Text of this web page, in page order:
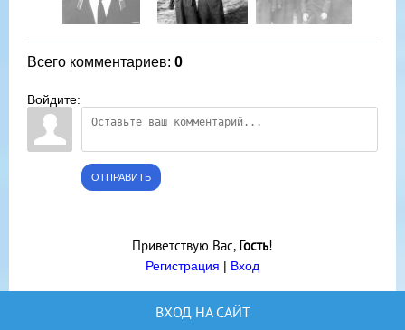
Всего комментариев: 0
Войдите:
ОТПРАВИТЬ
Приветствую Вас, Гость!
Регистрация | Вход
ВХОД НА САЙТ